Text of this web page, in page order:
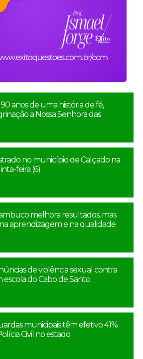
anos de uma história de fé,
a Nossa Senhora das
no município de Calçado na
feira (6)
melhora resultados, mas
aprendizagem e na qualidade
de violência sexual contra
escola do Cabo de Santo
municipais têm efetivo 41%
Civil no estado